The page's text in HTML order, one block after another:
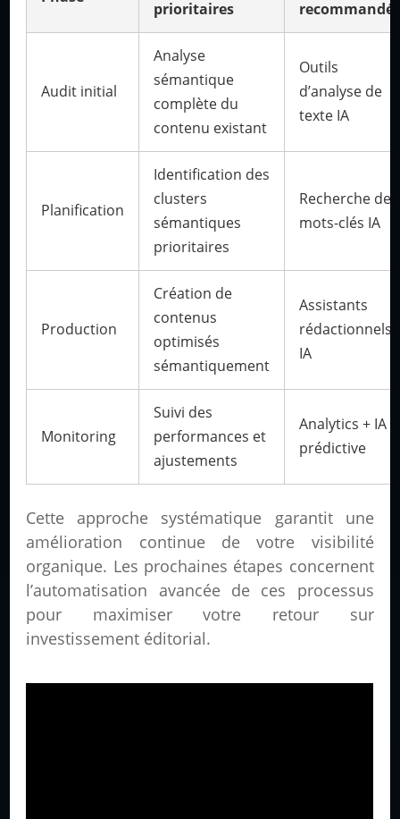
prioritaires
Audit initial
Analyse
sémantique
complète du
contenu existant
Outils
d’analyse de
texte IA
Planification
Identification des
clusters
sémantiques
prioritaires
Recherche de
mots-clés IA
Production
Création de
contenus
optimisés
sémantiquement
Assistants
rédactionnels
IA
Monitoring
Suivi des
performances et
ajustements
Analytics + IA
prédictive
Cette approche systématique garantit une
amélioration continue de votre visibilité
organique. Les prochaines étapes concernent
l’automatisation avancée de ces processus
pour maximiser votre retour sur
investissement éditorial.